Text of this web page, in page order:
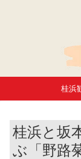
桂浜
桂浜と坂
ぶ「野路